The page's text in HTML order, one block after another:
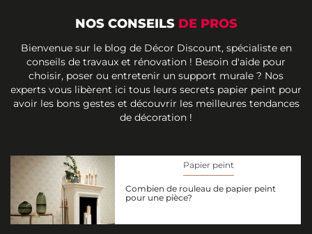
NOS CONSEILS DE PROS
Bienvenue sur le blog de Décor Discount, spécialiste en
conseils de travaux et rénovation ! Besoin d'aide pour
choisir, poser ou entretenir un support murale ? Nos
experts vous libèrent ici tous leurs secrets papier peint pour
avoir les bons gestes et découvrir les meilleures tendances
de décoration !
Papier peint
Combien de rouleau de papier peint
pour une pièce?